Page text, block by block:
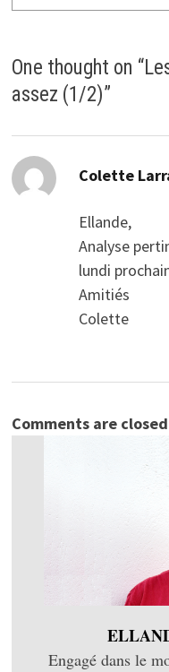
One thought on “
assez (1/2)”
Colette
Ellande,
Analyse
lundi
Amitiés
Colette
Comments are
Engagé dans le